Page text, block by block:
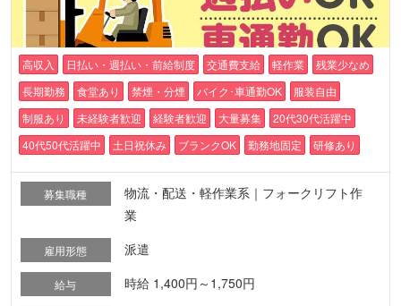
高収入 日払い・週払い・前給制度 交通費支給 軽作業
残業少なめ
長期勤務
食堂あり 禁煙・分煙 バイク･車通勤OK
服装自由
制服あり
未経験者歓迎 経験者歓迎 大量募集
20代30代活躍中
40代50代活躍中
土日祝休み ブランクOK 勤務地固定 研修あり
募集職種
物流・配送・軽作業系｜フォークリフト作
業
雇用形態 派遣
給与 時給 1,400円～1,750円